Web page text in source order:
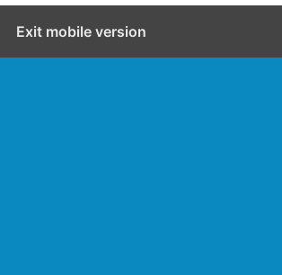
Exit mobile version